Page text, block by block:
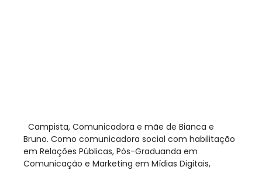
​ Campista, Comunicadora e mãe de Bianca e
Bruno. Como comunicadora social com habilitação
em Relações Públicas, Pós-Graduanda em
Comunicação e Marketing em Mídias Digitais,